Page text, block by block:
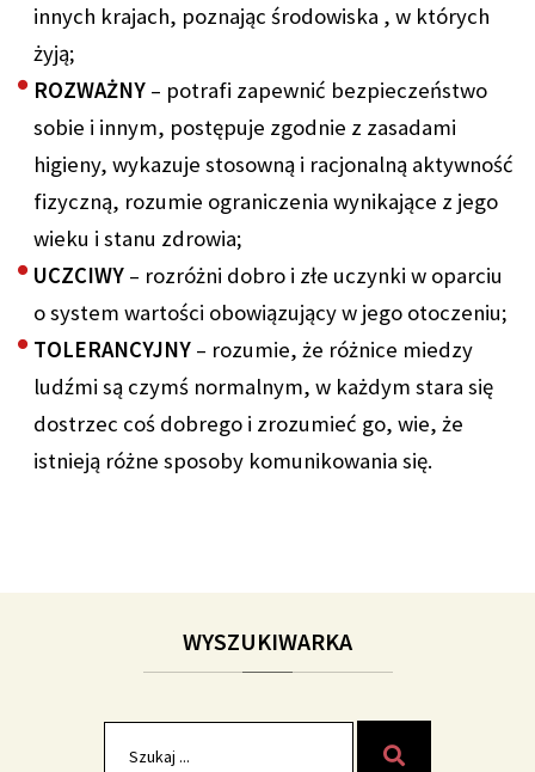
innych krajach, poznając środowiska , w których
żyją;
ROZWAŻNY – potrafi zapewnić bezpieczeństwo
sobie i innym, postępuje zgodnie z zasadami
higieny, wykazuje stosowną i racjonalną aktywność
fizyczną, rozumie ograniczenia wynikające z jego
wieku i stanu zdrowia;
UCZCIWY – rozróżni dobro i złe uczynki w oparciu
o system wartości obowiązujący w jego otoczeniu;
TOLERANCYJNY – rozumie, że różnice miedzy
ludźmi są czymś normalnym, w każdym stara się
dostrzec coś dobrego i zrozumieć go, wie, że
istnieją różne sposoby komunikowania się.
WYSZUKIWARKA